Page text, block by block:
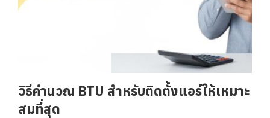
วิธีคำนวณ BTU สำหรับติดตั้งแอร์ให้เหมาะ
สมที่สุด